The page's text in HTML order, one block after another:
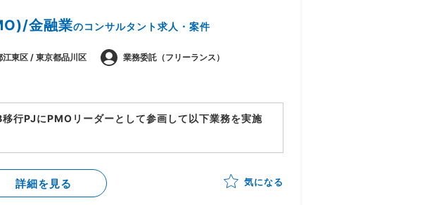
けた要件整理と、開発チームへの引き継ぎ
金融業のコンサルタント求人・案件
江東区 / 東京都品川区 業務委託（フリーランス）
移行PJにPMOリーダーとして参画して以下業務を実施
グレーションPJ全体の進捗管理/情報収集
況/障害解消状況/移行対応状況の総合的な管理
合テスト(3パラレル進行)の全体スケジュール管理
詳細を見る 気になる